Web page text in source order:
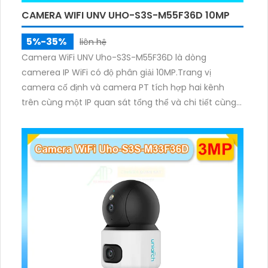
CAMERA WIFI UNV UHO-S3S-M55F36D 10MP
5%-35%
liên hệ
Camera WiFi UNV Uho-S3S-M55F36D là dòng
camerea IP WiFi có độ phân giải 10MP.Trang vị
camera cố định và camera PT tích hợp hai kênh
trên cùng một IP quan sát tổng thể và chi tiết cùng
ánh sáng. Kết hợp hồng ngoại và đèn ấm cho hình
ảnh có màu trong nhiều điều kiện khác nhau trong
phạm vi 3m.